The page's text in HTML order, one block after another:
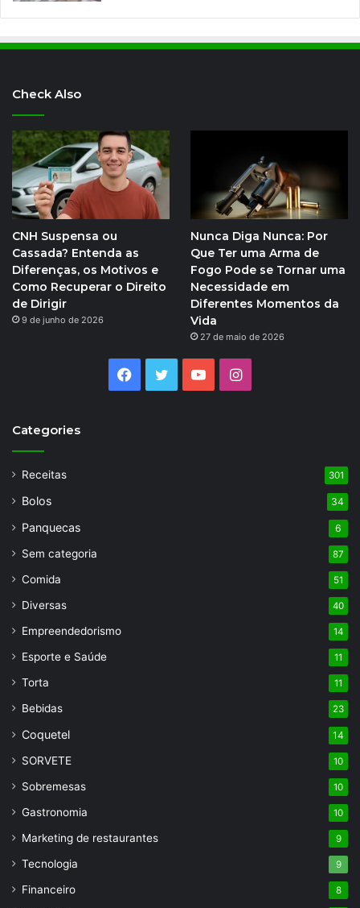
Check Also
CNH Suspensa ou
Cassada? Entenda as
Diferenças, os Motivos e
Como Recuperar o Direito
de Dirigir
9 de junho de 2026
Nunca Diga Nunca: Por
Que Ter uma Arma de
Fogo Pode se Tornar uma
Necessidade em
Diferentes Momentos da
Vida
27 de maio de 2026
Facebook
TwitterYouTubeInstagram
Categories
Receitas 301
Bolos 34
Panquecas 6
Sem categoria 87
Comida 51
Diversas 40
Empreendedorismo 14
Esporte e Saúde 11
Torta 11
Bebidas 23
Coquetel 14
SORVETE 10
Sobremesas 10
Gastronomia 10
Marketing de restaurantes 9
Tecnologia 9
Financeiro 8